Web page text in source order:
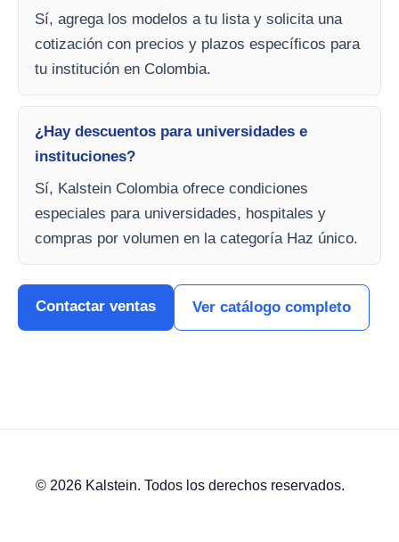
Sí, agrega los modelos a tu lista y solicita una
cotización con precios y plazos específicos para
tu institución en Colombia.
¿Hay descuentos para universidades e
instituciones?
Sí, Kalstein Colombia ofrece condiciones
especiales para universidades, hospitales y
compras por volumen en la categoría Haz único.
Contactar ventas Ver catálogo completo
© 2026 Kalstein. Todos los derechos reservados.